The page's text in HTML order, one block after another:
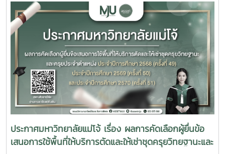
ประกาศมหาวิทยาลัยแม่โจ้ เรื่อง ผลการคัดเลือกผู้ยื่นข้อ
เสนอการใช้พื้นที่ให้บริการตัดและให้เช่าชุดครุยวิทยฐานะและ